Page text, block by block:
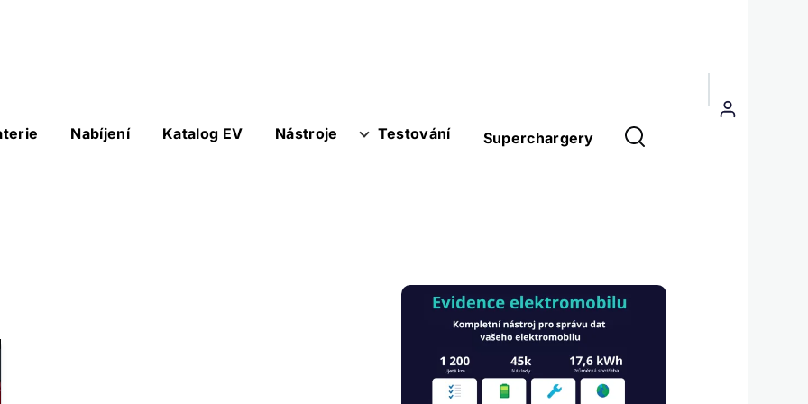
Nabíjení Katalog EV Nástroje Testování Superchargery
Menu
uživatelského
Obrázek